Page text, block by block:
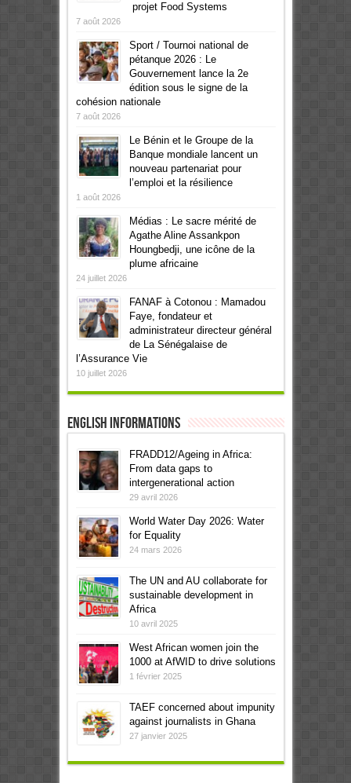
projet Food Systems
7 août 2026
Sport / Tournoi national de
pétanque 2026 : Le
Gouvernement lance la 2e
édition sous le signe de la
cohésion nationale
7 août 2026
Le Bénin et le Groupe de la
Banque mondiale lancent un
nouveau partenariat pour
l’emploi et la résilience
1 août 2026
Médias : Le sacre mérité de
Agathe Aline Assankpon
Houngbedji, une icône de la
plume africaine
24 juillet 2026
FANAF à Cotonou : Mamadou
Faye, fondateur et
administrateur directeur général
de La Sénégalaise de
l’Assurance Vie
10 juillet 2026
English informations
FRADD12/Ageing in Africa:
From data gaps to
intergenerational action
29 avril 2026
World Water Day 2026: Water
for Equality
24 mars 2026
The UN and AU collaborate for
sustainable development in
Africa
10 avril 2025
West African women join the
1000 at AfWID to drive solutions
1 février 2025
TAEF concerned about impunity
against journalists in Ghana
27 janvier 2025